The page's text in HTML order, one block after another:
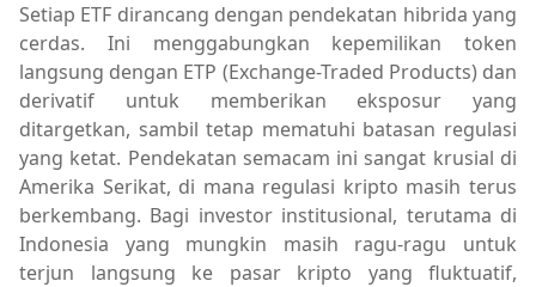
Setiap ETF dirancang dengan pendekatan hibrida yang
cerdas. Ini menggabungkan kepemilikan token
langsung dengan ETP (Exchange-Traded Products) dan
derivatif untuk memberikan eksposur yang
ditargetkan, sambil tetap mematuhi batasan regulasi
yang ketat. Pendekatan semacam ini sangat krusial di
Amerika Serikat, di mana regulasi kripto masih terus
berkembang. Bagi investor institusional, terutama di
Indonesia yang mungkin masih ragu-ragu untuk
terjun langsung ke pasar kripto yang fluktuatif,